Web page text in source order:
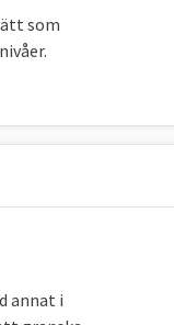
till högst
är
men gärna
66 procent
som
annat i